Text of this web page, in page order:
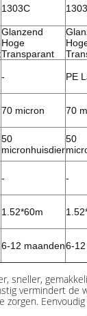
1303C
Glanzend
Hoge
Transparant
- PE
70 micron 70
50
micronhuisdier
50
- -
1.52*60m
6-12 maanden6-
sneller,
vermindert de
zorgen.